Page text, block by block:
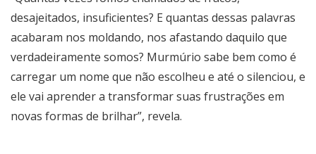
desajeitados, insuficientes? E quantas dessas palavras
acabaram nos moldando, nos afastando daquilo que
verdadeiramente somos? Murmúrio sabe bem como é
carregar um nome que não escolheu e até o silenciou, e
ele vai aprender a transformar suas frustrações em
novas formas de brilhar”, revela.